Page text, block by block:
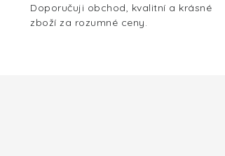
Doporučuji obchod, kvalitní a krásné
zboží za rozumné ceny.